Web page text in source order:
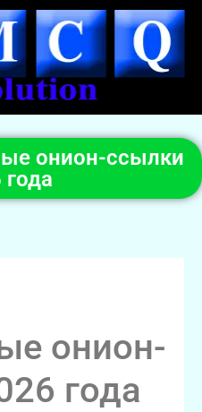
онион-ссылки
онион-
года